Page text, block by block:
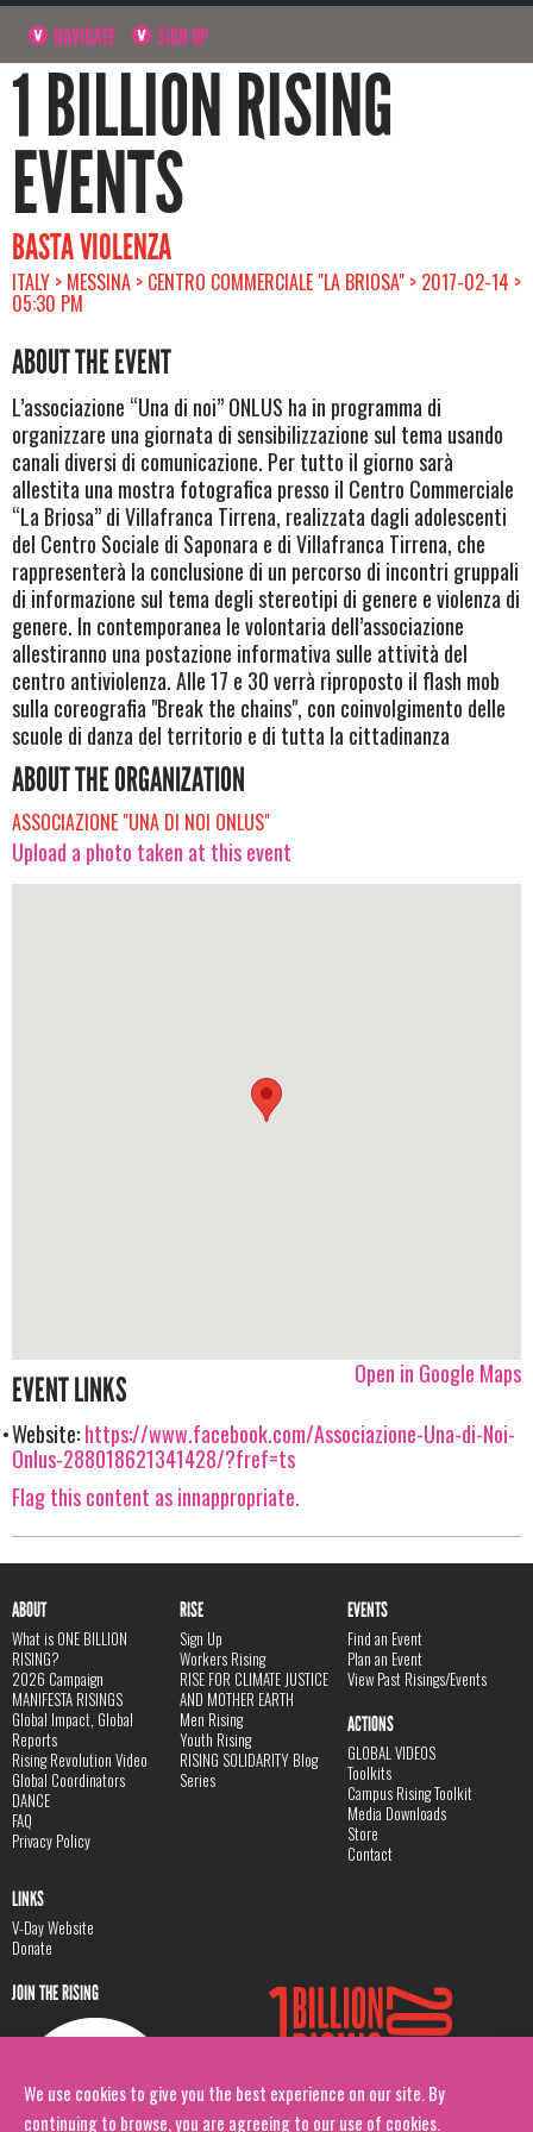
We use cookies to give you the best experience on our site. By
continuing to browse, you are agreeing to our use of cookies.
NAVIGATE SIGN UP
1 BILLION RISING
EVENTS
BASTA VIOLENZA
ITALY > MESSINA > CENTRO COMMERCIALE "LA BRIOSA" > 2017-02-14 >
05:30 PM
ABOUT THE EVENT
L’associazione “Una di noi” ONLUS ha in programma di
organizzare una giornata di sensibilizzazione sul tema usando
canali diversi di comunicazione. Per tutto il giorno sarà
allestita una mostra fotografica presso il Centro Commerciale
“La Briosa” di Villafranca Tirrena, realizzata dagli adolescenti
del Centro Sociale di Saponara e di Villafranca Tirrena, che
rappresenterà la conclusione di un percorso di incontri gruppali
di informazione sul tema degli stereotipi di genere e violenza di
genere. In contemporanea le volontaria dell’associazione
allestiranno una postazione informativa sulle attività del
centro antiviolenza. Alle 17 e 30 verrà riproposto il flash mob
sulla coreografia "Break the chains", con coinvolgimento delle
scuole di danza del territorio e di tutta la cittadinanza
ABOUT THE ORGANIZATION
ASSOCIAZIONE "UNA DI NOI ONLUS"
Upload a photo taken at this event
Open in Google Maps
EVENT LINKS
Website:https://www.facebook.com/Associazione-Una-di-Noi-
Onlus-288018621341428/?fref=ts
Flag this content as innappropriate.
ABOUT
What is ONE BILLION
RISING?
2026 Campaign
MANIFESTA RISINGS
Global Impact, Global
Reports
Rising Revolution Video
Global Coordinators
DANCE
FAQ
Privacy Policy
RISE
Sign Up
Workers Rising
RISE FOR CLIMATE JUSTICE
AND MOTHER EARTH
Men Rising
Youth Rising
RISING SOLIDARITY Blog
Series
EVENTS
Find an Event
Plan an Event
View Past Risings/Events
ACTIONS
GLOBAL VIDEOS
Toolkits
Campus Rising Toolkit
Media Downloads
Store
Contact
LINKS
V-Day Website
Donate
JOIN THE RISING